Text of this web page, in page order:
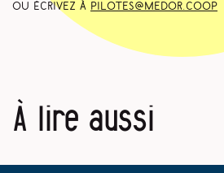
ou écrivez à pilotes@medor.coop
À lire aussi